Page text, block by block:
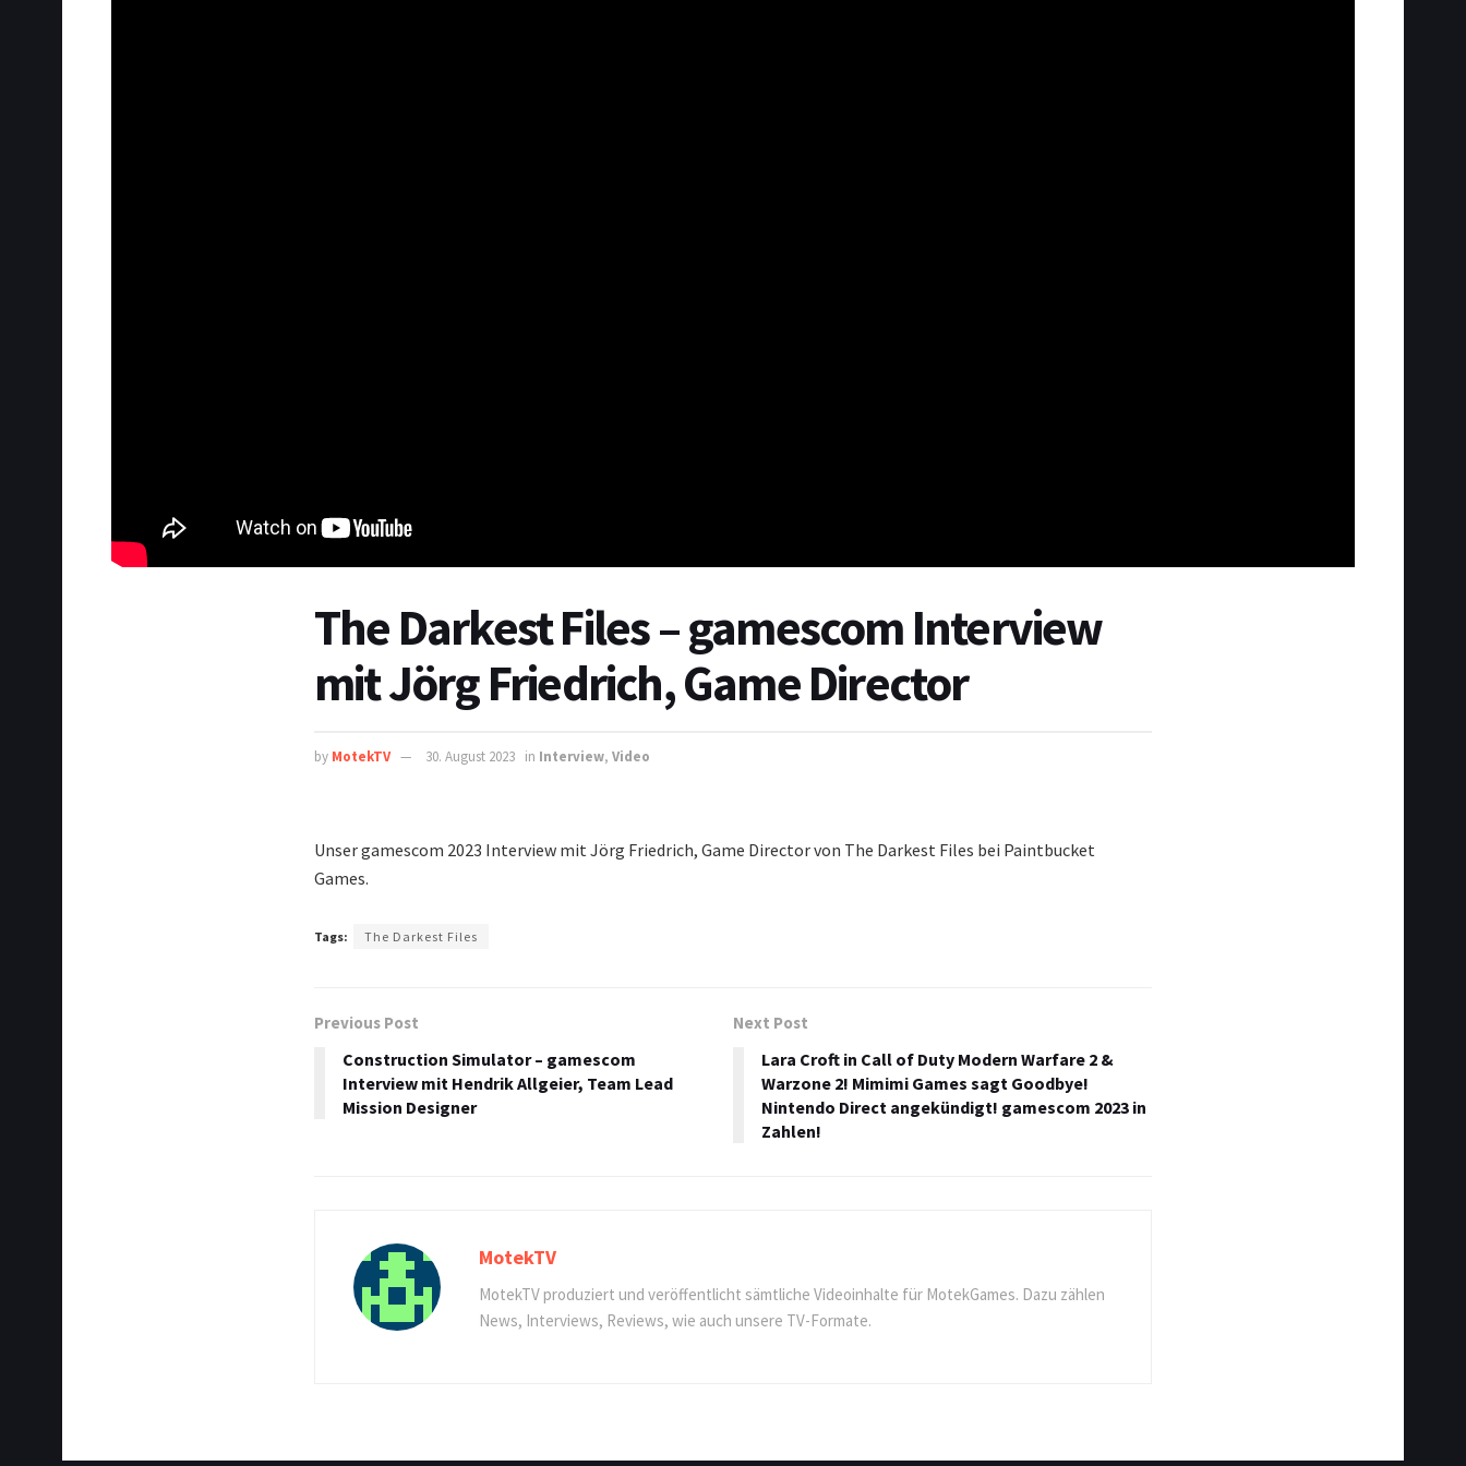
The Darkest Files – gamescom Interview
mit Jörg Friedrich, Game Director
by MotekTV 30. August 2023 in Interview, Video
Unser gamescom 2023 Interview mit Jörg Friedrich, Game Director von The Darkest Files bei Paintbucket
Games.
Tags: The Darkest Files
Previous Post
Construction Simulator – gamescom
Interview mit Hendrik Allgeier, Team Lead
Mission Designer
Next Post
Lara Croft in Call of Duty Modern Warfare 2 &
Warzone 2! Mimimi Games sagt Goodbye!
Nintendo Direct angekündigt! gamescom 2023 in
Zahlen!
MotekTV
MotekTV produziert und veröffentlicht sämtliche Videoinhalte für MotekGames. Dazu zählen
News, Interviews, Reviews, wie auch unsere TV-Formate.